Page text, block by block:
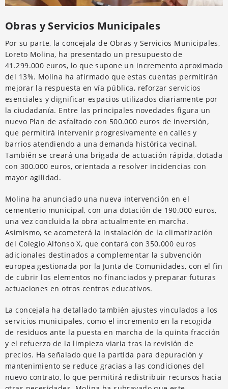
Obras y Servicios Municipales
Por su parte, la concejala de Obras y Servicios Municipales,
Loreto Molina, ha presentado un presupuesto de
41.299.000 euros, lo que supone un incremento aproximado
del 13%. Molina ha afirmado que estas cuentas permitirán
mejorar la respuesta en vía pública, reforzar servicios
esenciales y dignificar espacios utilizados diariamente por
la ciudadanía. Entre las principales novedades figura un
nuevo Plan de asfaltado con 500.000 euros de inversión,
que permitirá intervenir progresivamente en calles y
barrios atendiendo a una demanda histórica vecinal.
También se creará una brigada de actuación rápida, dotada
con 300.000 euros, orientada a resolver incidencias con
mayor agilidad.
Molina ha anunciado una nueva intervención en el
cementerio municipal, con una dotación de 190.000 euros,
una vez concluida la obra actualmente en marcha.
Asimismo, se acometerá la instalación de la climatización
del Colegio Alfonso X, que contará con 350.000 euros
adicionales destinados a complementar la subvención
europea gestionada por la Junta de Comunidades, con el fin
de cubrir los elementos no financiados y preparar futuras
actuaciones en otros centros educativos.
La concejala ha detallado también ajustes vinculados a los
servicios municipales, como el incremento en la recogida
de residuos ante la puesta en marcha de la quinta fracción
y el refuerzo de la limpieza viaria tras la revisión de
precios. Ha señalado que la partida para depuración y
mantenimiento se reduce gracias a las condiciones del
nuevo contrato, lo que permitirá redistribuir recursos hacia